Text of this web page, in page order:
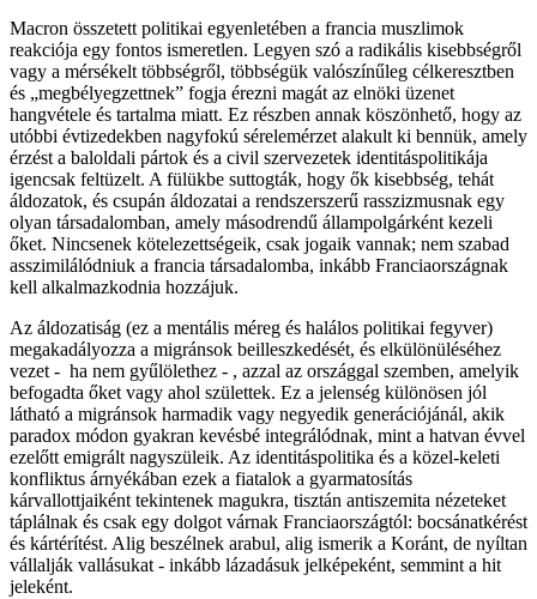
Macron összetett politikai egyenletében a francia muszlimok
reakciója egy fontos ismeretlen. Legyen szó a radikális kisebbségről
vagy a mérsékelt többségről, többségük valószínűleg célkeresztben
és „megbélyegzettnek” fogja érezni magát az elnöki üzenet
hangvétele és tartalma miatt. Ez részben annak köszönhető, hogy az
utóbbi évtizedekben nagyfokú sérelemérzet alakult ki bennük, amely
érzést a baloldali pártok és a civil szervezetek identitáspolitikája
igencsak feltüzelt. A fülükbe suttogták, hogy ők kisebbség, tehát
áldozatok, és csupán áldozatai a rendszerszerű rasszizmusnak egy
olyan társadalomban, amely másodrendű állampolgárként kezeli
őket. Nincsenek kötelezettségeik, csak jogaik vannak; nem szabad
asszimilálódniuk a francia társadalomba, inkább Franciaországnak
kell alkalmazkodnia hozzájuk.
Az áldozatiság (ez a mentális méreg és halálos politikai fegyver)
megakadályozza a migránsok beilleszkedését, és elkülönüléséhez
vezet - ha nem gyűlölethez - , azzal az országgal szemben, amelyik
befogadta őket vagy ahol születtek. Ez a jelenség különösen jól
látható a migránsok harmadik vagy negyedik generációjánál, akik
paradox módon gyakran kevésbé integrálódnak, mint a hatvan évvel
ezelőtt emigrált nagyszüleik. Az identitáspolitika és a közel-keleti
konfliktus árnyékában ezek a fiatalok a gyarmatosítás
kárvallottjaiként tekintenek magukra, tisztán antiszemita nézeteket
táplálnak és csak egy dolgot várnak Franciaországtól: bocsánatkérést
és kártérítést. Alig beszélnek arabul, alig ismerik a Koránt, de nyíltan
vállalják vallásukat - inkább lázadásuk jelképeként, semmint a hit
jeleként.